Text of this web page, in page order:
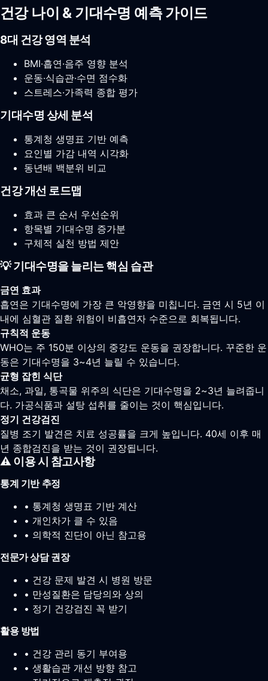
건강 나이 & 기대수명 예측 가이드
8대 건강 영역 분석
BMI·흡연·음주 영향 분석
운동·식습관·수면 점수화
스트레스·가족력 종합 평가
기대수명 상세 분석
통계청 생명표 기반 예측
요인별 가감 내역 시각화
동년배 백분위 비교
건강 개선 로드맵
효과 큰 순서 우선순위
항목별 기대수명 증가분
구체적 실천 방법 제안
💡 기대수명을 늘리는 핵심 습관
금연 효과
흡연은 기대수명에 가장 큰 악영향을 미칩니다. 금연 시 5년 이
내에 심혈관 질환 위험이 비흡연자 수준으로 회복됩니다.
규칙적 운동
WHO는 주 150분 이상의 중강도 운동을 권장합니다. 꾸준한 운
동은 기대수명을 3~4년 늘릴 수 있습니다.
균형 잡힌 식단
채소, 과일, 통곡물 위주의 식단은 기대수명을 2~3년 늘려줍니
다. 가공식품과 설탕 섭취를 줄이는 것이 핵심입니다.
정기 건강검진
질병 조기 발견은 치료 성공률을 크게 높입니다. 40세 이후 매
년 종합검진을 받는 것이 권장됩니다.
⚠️ 이용 시 참고사항
통계 기반 추정
• 통계청 생명표 기반 계산
• 개인차가 클 수 있음
• 의학적 진단이 아닌 참고용
전문가 상담 권장
• 건강 문제 발견 시 병원 방문
• 만성질환은 담당의와 상의
• 정기 건강검진 꼭 받기
활용 방법
• 건강 관리 동기 부여용
• 생활습관 개선 방향 참고